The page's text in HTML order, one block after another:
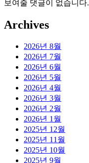
보여줄 댓글이 없습니다.
Archives
2026년 8월
2026년 7월
2026년 6월
2026년 5월
2026년 4월
2026년 3월
2026년 2월
2026년 1월
2025년 12월
2025년 11월
2025년 10월
2025년 9월